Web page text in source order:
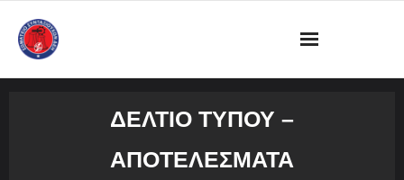
ΔΕΛΤΙΟ ΤΥΠΟΥ –
ΑΠΟΤΕΛΕΣΜΑΤΑ